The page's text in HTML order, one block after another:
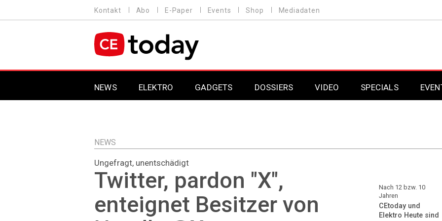
zum
MENU
Kontakt Abo E-Paper Events Shop Mediadaten
MAIN NAVIGATION
NEWS ELEKTRO GADGETS DOSSIERS
DAB+
VIDEO SPECIALS
Professional AV &
Professional AV &
NEWS
Ungefragt, unentschädigt
Twitter, pardon "X",
enteignet Besitzer von
Nach 12 bzw. 10
Jahren
CEtoday und
Elektro Heute sind